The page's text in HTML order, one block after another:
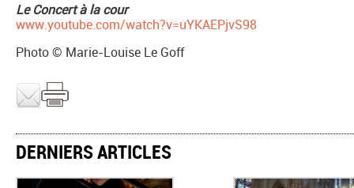
Le Concert à la cour
www.youtube.com/watch?v=uYKAEPjvS98
Photo © Marie-Louise Le Goff
DERNIERS ARTICLES